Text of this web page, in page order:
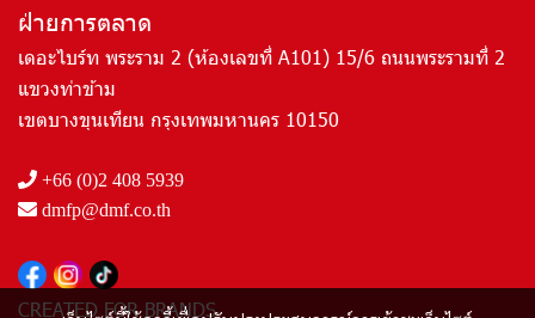
ฝ่ายการตลาด
เดอะไบร์ท พระราม 2 (ห้องเลขที่ A101) 15/6 ถนนพระรามที่ 2
แขวงท่าข้าม
เขตบางขุนเทียน กรุงเทพมหานคร 10150
+66 (0)2 408 5939
dmfp@dmf.co.th
CREATED FOR BRANDS